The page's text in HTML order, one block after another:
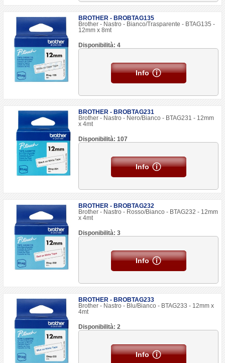
BROTHER - BROBTAG135
Brother - Nastro - Bianco/Trasparente - BTAG135 -
12mm x 8mt
Disponibilità: 4
Info
BROTHER - BROBTAG231
Brother - Nastro - Nero/Bianco - BTAG231 - 12mm
x 4mt
Disponibilità: 107
Info
BROTHER - BROBTAG232
Brother - Nastro - Rosso/Bianco - BTAG232 - 12mm
x 4mt
Disponibilità: 3
Info
BROTHER - BROBTAG233
Brother - Nastro - Blu/Bianco - BTAG233 - 12mm x
4mt
Disponibilità: 2
Info